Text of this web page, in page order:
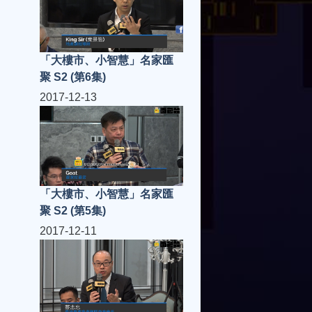
「大樓市、小智慧」名家匯
聚 S2 (第6集)
2017-12-13
「大樓市、小智慧」名家匯
聚 S2 (第5集)
2017-12-11